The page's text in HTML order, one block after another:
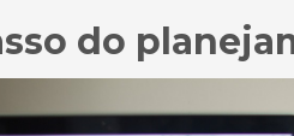
do